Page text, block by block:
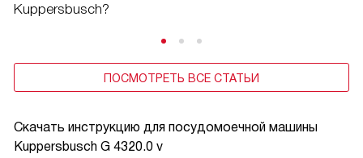
Скачать инструкцию для посудомоечной машины
Kuppersbusch G 4320.0 v
Kuppersbusch?
ПОСМОТРЕТЬ ВСЕ СТАТЬИ